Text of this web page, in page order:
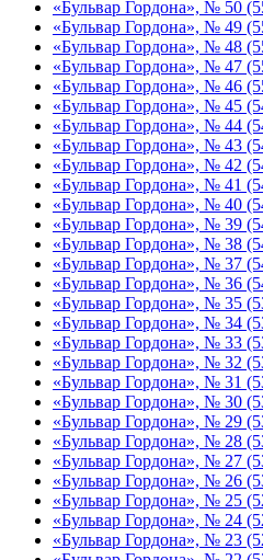
«Бульвар Гордона», № 50
«Бульвар Гордона», № 49
«Бульвар Гордона», № 48
«Бульвар Гордона», № 47
«Бульвар Гордона», № 46
«Бульвар Гордона», № 45
«Бульвар Гордона», № 44
«Бульвар Гордона», № 43
«Бульвар Гордона», № 42
«Бульвар Гордона», № 41
«Бульвар Гордона», № 40
«Бульвар Гордона», № 39
«Бульвар Гордона», № 38
«Бульвар Гордона», № 37
«Бульвар Гордона», № 36
«Бульвар Гордона», № 35
«Бульвар Гордона», № 34
«Бульвар Гордона», № 33
«Бульвар Гордона», № 32
«Бульвар Гордона», № 31
«Бульвар Гордона», № 30
«Бульвар Гордона», № 29
«Бульвар Гордона», № 28
«Бульвар Гордона», № 27
«Бульвар Гордона», № 26
«Бульвар Гордона», № 25
«Бульвар Гордона», № 24
«Бульвар Гордона», № 23